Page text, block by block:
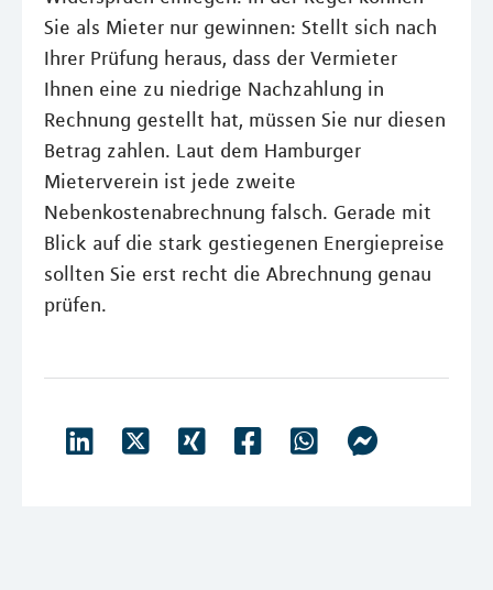
Sie als Mieter nur gewinnen: Stellt sich nach
Ihrer Prüfung heraus, dass der Vermieter
Ihnen eine zu niedrige Nachzahlung in
Rechnung gestellt hat, müssen Sie nur diesen
Betrag zahlen. Laut dem Hamburger
Mieterverein ist jede zweite
Nebenkostenabrechnung falsch. Gerade mit
Blick auf die stark gestiegenen Energiepreise
sollten Sie erst recht die Abrechnung genau
prüfen.